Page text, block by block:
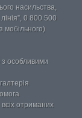
насильства,
0 800 500
мобільного)
з особливими
отриманих